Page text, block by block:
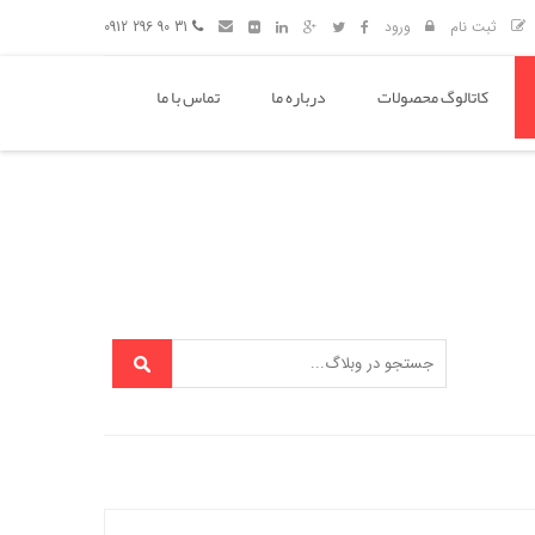
ثبت نام ورود
کاتالوگ محصولات درباره ما تماس با ما